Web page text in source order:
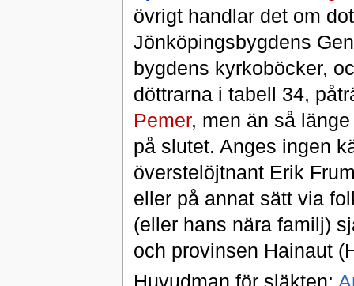
övrigt handlar det om
Jönköpingsbygdens
bygdens kyrkoböcker,
döttrarna i tabell 34,
Pemer, men än så
på slutet. Anges ingen
överstelöjtnant Erik
eller på annat sätt via
(eller hans nära familj)
och provinsen Hainaut
Huvudman för släkten: